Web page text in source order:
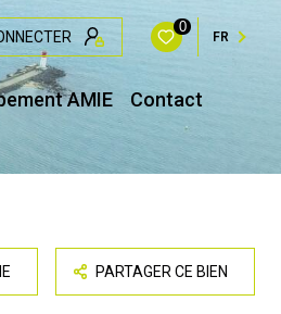
0
FR
AMIE Contact
PARTAGER CE BIEN